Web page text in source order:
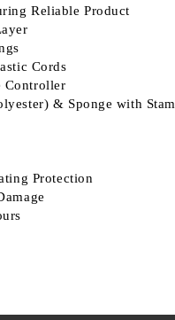
Reliable Product
Cords
Controller
& Sponge with
Protection